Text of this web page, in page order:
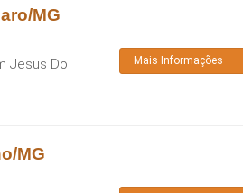
MG
Jesus Do
Mais Informações
MG